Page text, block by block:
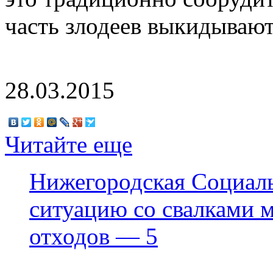
часть злодеев
28.03.2015
Читайте еще
Нижегородская
ситуацию со свалками
отходов — 5